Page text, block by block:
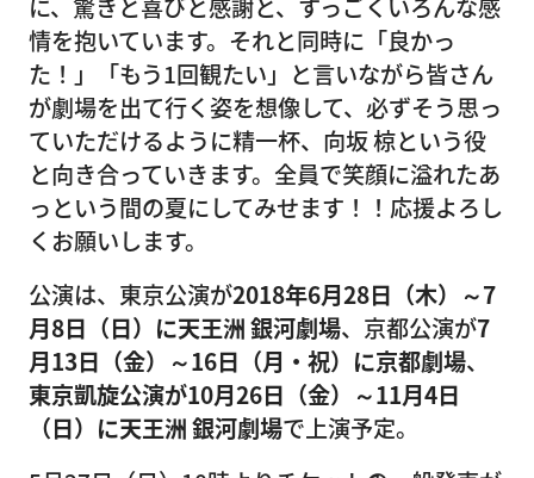
に、驚きと喜びと感謝と、すっごくいろんな感
情を抱いています。それと同時に「良かっ
た！」「もう1回観たい」と言いながら皆さん
が劇場を出て行く姿を想像して、必ずそう思っ
ていただけるように精一杯、向坂 椋という役
と向き合っていきます。全員で笑顔に溢れたあ
っという間の夏にしてみせます！！応援よろし
くお願いします。
公演は、東京公演が2018年6月28日（木）～7
月8日（日）に天王洲 銀河劇場、京都公演が7
月13日（金）～16日（月・祝）に京都劇場、
東京凱旋公演が10月26日（金）～11月4日
（日）に天王洲 銀河劇場で上演予定。